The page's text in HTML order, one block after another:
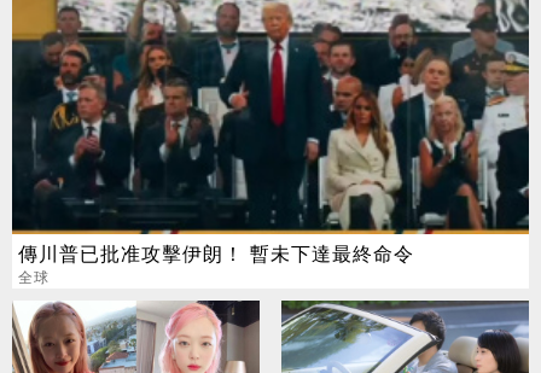
傳川普已批准攻擊伊朗！ 暫未下達最終命令
全球